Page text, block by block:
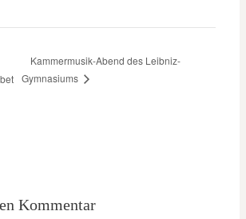
Kammermusik-Abend des Leibniz-
Gymnasiums
Kommentar